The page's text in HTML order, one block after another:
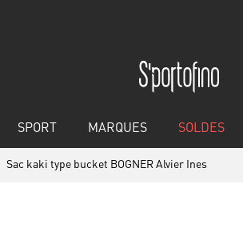
SPORT MARQUES SOLDES
Sac kaki type bucket BOGNER Alvier Ines